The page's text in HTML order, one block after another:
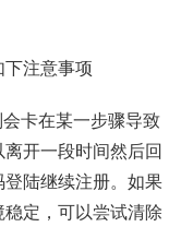
注意事项
卡在某一步骤导致
开一段时间然后回
陆继续注册。如果
定，可以尝试清除